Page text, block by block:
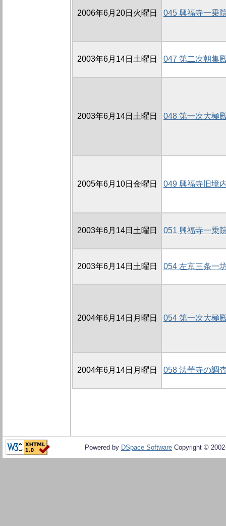
2006年6月20日火曜日 045 興福寺一乗
2003年6月14日土曜日 047 第二次朝集
2003年6月14日土曜日 048 第一次大極
2005年6月10日金曜日 049 興福寺旧境
2003年6月14日土曜日 051 興福寺一乗
2003年6月14日土曜日 054 左京三条一
2004年6月14日月曜日 054 第一次大極
2004年6月14日月曜日 058 法華寺の調
Powered by DSpace Software Copyright ©